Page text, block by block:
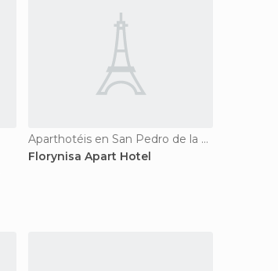
Aparthotéis en San Pedro de la Paz
Florynisa Apart Hotel